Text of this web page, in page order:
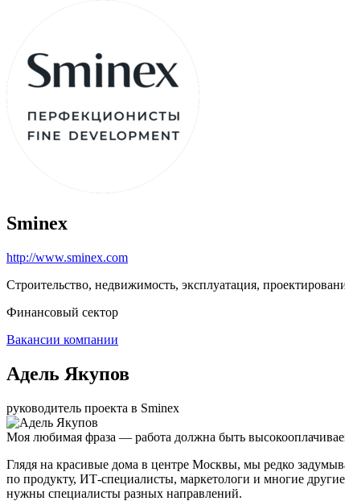
Sminex
http://www.sminex.com
Строительство, недвижимость, эксплуатация,
Финансовый сектор
Вакансии компании
Адель Якупов
руководитель проекта в Sminex
Моя любимая фраза — работа должна быть
Глядя на красивые дома в центре Москвы, мы редко
по продукту, ИТ-специалисты, маркетологи и многие
нужны специалисты разных направлений.